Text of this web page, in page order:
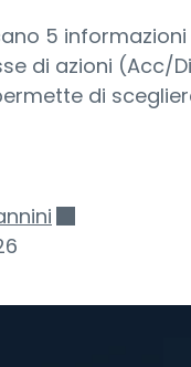
5
di azioni
di